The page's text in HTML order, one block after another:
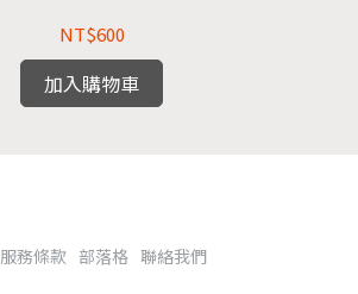
NT$600
加入購物車
服務條款 部落格 聯絡我們